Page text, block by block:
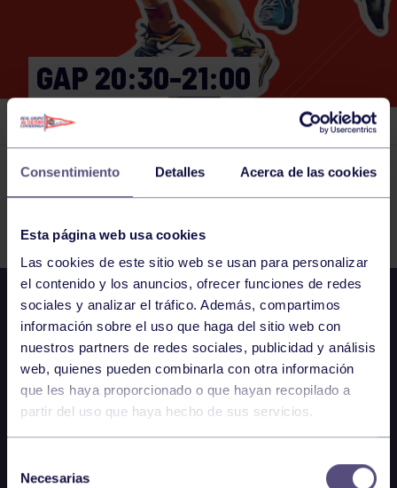
Consentimiento Detalles Acerca de las cookies
Esta página web usa cookies
Las cookies de este sitio web se usan para personalizar
el contenido y los anuncios, ofrecer funciones de redes
sociales y analizar el tráfico. Además, compartimos
información sobre el uso que haga del sitio web con
nuestros partners de redes sociales, publicidad y análisis
web, quienes pueden combinarla con otra información
que les haya proporcionado o que hayan recopilado a
partir del uso que haya hecho de sus servicios.
Necesarias
GAP 20:30-21:00
GIMNASIO